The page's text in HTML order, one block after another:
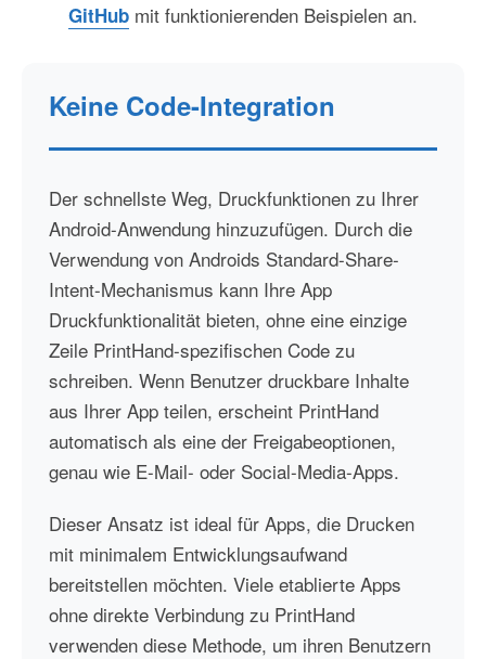
GitHub mit funktionierenden Beispielen an.
Keine Code-Integration
Der schnellste Weg, Druckfunktionen zu Ihrer
Android-Anwendung hinzuzufügen. Durch die
Verwendung von Androids Standard-Share-
Intent-Mechanismus kann Ihre App
Druckfunktionalität bieten, ohne eine einzige
Zeile PrintHand-spezifischen Code zu
schreiben. Wenn Benutzer druckbare Inhalte
aus Ihrer App teilen, erscheint PrintHand
automatisch als eine der Freigabeoptionen,
genau wie E-Mail- oder Social-Media-Apps.
Dieser Ansatz ist ideal für Apps, die Drucken
mit minimalem Entwicklungsaufwand
bereitstellen möchten. Viele etablierte Apps
ohne direkte Verbindung zu PrintHand
verwenden diese Methode, um ihren Benutzern